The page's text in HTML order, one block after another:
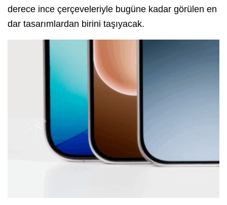
derece ince çerçeveleriyle bugüne kadar görülen en
dar tasarımlardan birini taşıyacak.